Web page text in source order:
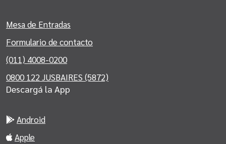
Mesa de Entradas
Formulario de contacto
(011) 4008-0200
0800 122 JUSBAIRES (5872)
Descargá la App
Android
Apple